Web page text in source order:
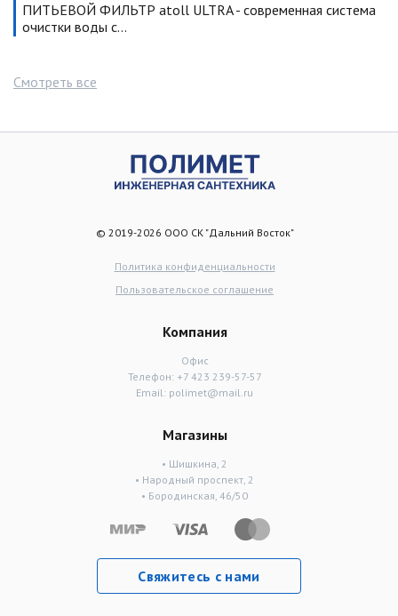
ПИТЬЕВОЙ ФИЛЬТР atoll ULTRA - современная система
очистки воды с…
Смотреть все
© 2019-2026 ООО СК "Дальний Восток"
Политика конфиденциальности
Пользовательское соглашение
Компания
Офис
Телефон: +7 423 239-57-57
Email: polimet@mail.ru
Магазины
• Шишкина, 2
• Народный проспект, 2
• Бородинская, 46/50
Свяжитесь с нами